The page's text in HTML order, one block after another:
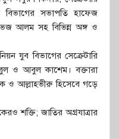
বিভাগের সভাপতি হাফেজ
আলম সহ বিভিন্ন অঙ্গ ও
যুব বিভাগের সেক্রেটারি
ও আবুল কাশেম। বক্তারা
ও আল্লাহভীরু হিসেবে গড়ে
শক্তি; জাতির অগ্রযাত্রার